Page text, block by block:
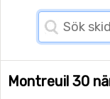
Montreuil 30